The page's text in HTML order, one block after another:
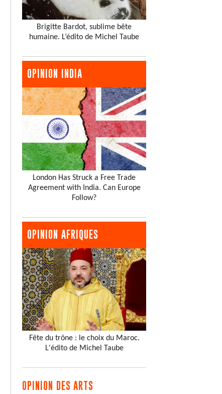
Brigitte Bardot, sublime bête
humaine. L’édito de Michel Taube
OPINION INDIA
London Has Struck a Free Trade
Agreement with India. Can Europe
Follow?
OPINION AFRIQUES
Fête du trône : le choix du Maroc.
L'édito de Michel Taube
OPINION DES ARTS